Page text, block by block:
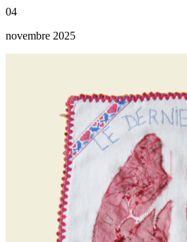
04
novembre 2025